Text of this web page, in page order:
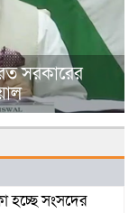
সরকারের
হচ্ছে সংসদের